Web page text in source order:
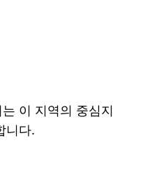
이 지역의 중심지
니다.